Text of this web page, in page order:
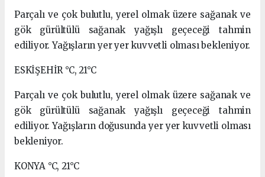
Parçalı ve çok bulutlu, yerel olmak üzere sağanak ve
gök gürültülü sağanak yağışlı geçeceği tahmin
ediliyor. Yağışların yer yer kuvvetli olması bekleniyor.
ESKİŞEHİR °C, 21°C
Parçalı ve çok bulutlu, yerel olmak üzere sağanak ve
gök gürültülü sağanak yağışlı geçeceği tahmin
ediliyor. Yağışların doğusunda yer yer kuvvetli olması
bekleniyor.
KONYA °C, 21°C